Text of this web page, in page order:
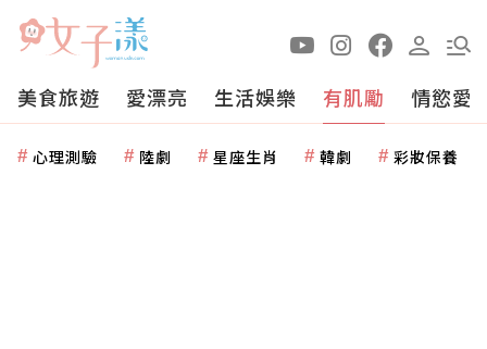
美食旅遊 愛漂亮 生活娛樂 有肌勵 情慾愛
心理測驗 陸劇 星座生肖 韓劇 彩妝保養